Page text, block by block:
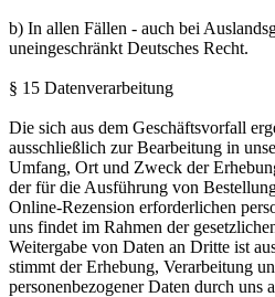
b) In allen Fällen - auch bei
uneingeschränkt Deutsches Recht.
§ 15 Datenverarbeitung
Die sich aus dem Geschäftsvorfall
ausschließlich zur Bearbeitung in
Umfang, Ort und Zweck der
der für die Ausführung von
Online-Rezension erforderlichen
uns findet im Rahmen der
Weitergabe von Daten an Dritte ist
stimmt der Erhebung, Verarbeitung
personenbezogener Daten durch uns